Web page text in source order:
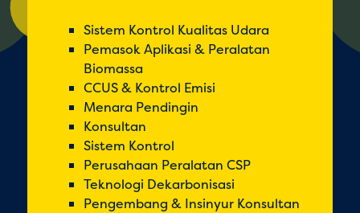
Sistem Kontrol Kualitas Udara
Pemasok Aplikasi & Peralatan
Biomassa
CCUS & Kontrol Emisi
Menara Pendingin
Konsultan
Sistem Kontrol
Perusahaan Peralatan CSP
Teknologi Dekarbonisasi
Pengembang & Insinyur Konsultan